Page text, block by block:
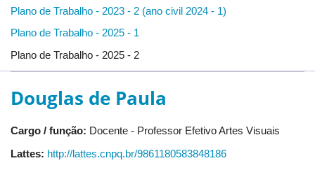
Plano de Trabalho - 2023 - 2 (ano civil 2024 - 1)
Plano de Trabalho - 2025 - 1
Plano de Trabalho - 2025 - 2
Douglas de Paula
Cargo / função: Docente - Professor Efetivo Artes Visuais
Lattes: http://lattes.cnpq.br/9861180583848186